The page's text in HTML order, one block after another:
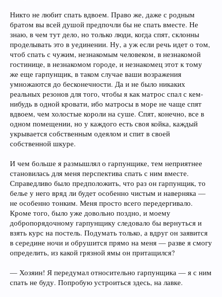
Никто не любит спать вдвоем. Право же, даже с родным
братом вы всей душой предпочли бы не спать вместе. Не
знаю, в чем тут дело, но только люди, когда спят, склонны
проделывать это в уединении. Ну, а уж если речь идет о том,
чтоб спать с чужим, незнакомым человеком, в незнакомой
гостинице, в незнакомом городе, и незнакомец этот к тому
же еще гарпунщик, в таком случае ваши возражения
умножаются до бесконечности. Да и не было никаких
реальных резонов для того, чтобы я как матрос спал с кем-
нибудь в одной кровати, ибо матросы в море не чаще спят
вдвоем, чем холостые короли на суше. Спят, конечно, все в
одном помещении, но у каждого есть своя койка, каждый
укрывается собственным одеялом и спит в своей
собственной шкуре.
И чем больше я размышлял о гарпунщике, тем неприятнее
становилась для меня перспектива спать с ним вместе.
Справедливо было предположить, что раз он гарпунщик, то
белье у него вряд ли будет особенно чистым и наверняка —
не особенно тонким. Меня просто всего передергивало.
Кроме того, было уже довольно поздно, и моему
добропорядочному гарпунщику следовало бы вернуться и
взять курс на постель. Подумать только, а вдруг он заявится
в середине ночи и обрушится прямо на меня — разве я смогу
определить, из какой грязной ямы он притащился?
— Хозяин! Я передумал относительно гарпунщика — я с ним
спать не буду. Попробую устроиться здесь, на лавке.